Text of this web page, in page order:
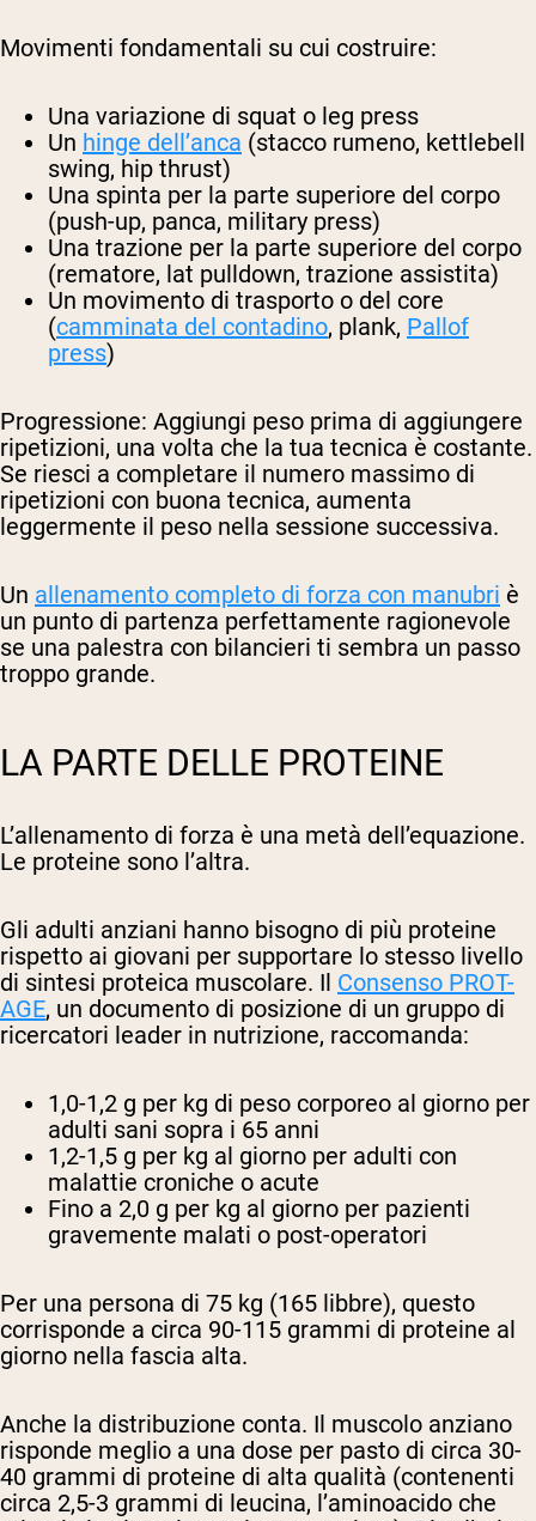
Movimenti fondamentali su cui costruire:
Una variazione di squat o leg press
Un hinge dell’anca (stacco rumeno, kettlebell
swing, hip thrust)
Una spinta per la parte superiore del corpo
(push-up, panca, military press)
Una trazione per la parte superiore del corpo
(rematore, lat pulldown, trazione assistita)
Un movimento di trasporto o del core
(camminata del contadino, plank, Pallof
press)
Progressione: Aggiungi peso prima di aggiungere
ripetizioni, una volta che la tua tecnica è costante.
Se riesci a completare il numero massimo di
ripetizioni con buona tecnica, aumenta
leggermente il peso nella sessione successiva.
Un allenamento completo di forza con manubri è
un punto di partenza perfettamente ragionevole
se una palestra con bilancieri ti sembra un passo
troppo grande.
LA PARTE DELLE PROTEINE
L’allenamento di forza è una metà dell’equazione.
Le proteine sono l’altra.
Gli adulti anziani hanno bisogno di più proteine
rispetto ai giovani per supportare lo stesso livello
di sintesi proteica muscolare. Il Consenso PROT-
AGE, un documento di posizione di un gruppo di
ricercatori leader in nutrizione, raccomanda:
1,0-1,2 g per kg di peso corporeo al giorno per
adulti sani sopra i 65 anni
1,2-1,5 g per kg al giorno per adulti con
malattie croniche o acute
Fino a 2,0 g per kg al giorno per pazienti
gravemente malati o post-operatori
Per una persona di 75 kg (165 libbre), questo
corrisponde a circa 90-115 grammi di proteine al
giorno nella fascia alta.
Anche la distribuzione conta. Il muscolo anziano
risponde meglio a una dose per pasto di circa 30-
40 grammi di proteine di alta qualità (contenenti
circa 2,5-3 grammi di leucina, l’aminoacido che